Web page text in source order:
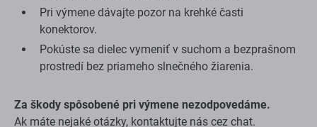
Pri výmene dávajte pozor na krehké časti
konektorov.
Pokúste sa dielec vymeniť v suchom a bezprašnom
prostredí bez priameho slnečného žiarenia.
Za škody spôsobené pri výmene nezodpovedáme.
Ak máte nejaké otázky, kontaktujte nás cez chat.